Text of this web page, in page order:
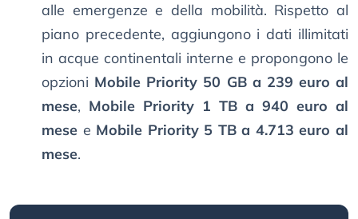
alle emergenze e della mobilità. Rispetto al
piano precedente, aggiungono i dati illimitati
in acque continentali interne e propongono le
opzioni Mobile Priority 50 GB a 239 euro al
mese, Mobile Priority 1 TB a 940 euro al
mese e Mobile Priority 5 TB a 4.713 euro al
mese.